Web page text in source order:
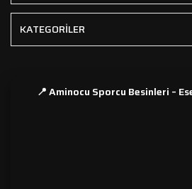
KATEGORİLER
📍 Aminocu Sporcu Besinleri –